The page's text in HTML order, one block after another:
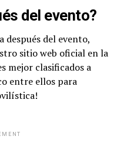
del evento?
después del evento,
sitio web oficial en la
mejor clasificados a
entre ellos para